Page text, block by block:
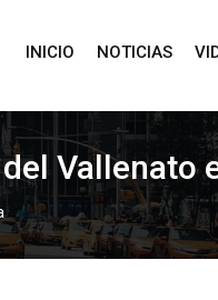
INICIO NOTICIAS
Vallenato